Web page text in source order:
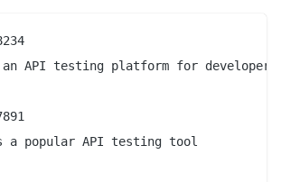
API testing platform for developers
a popular API testing tool